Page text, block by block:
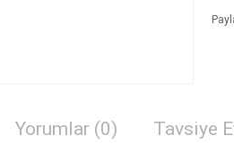
Yorumlar (0) Tavsiye